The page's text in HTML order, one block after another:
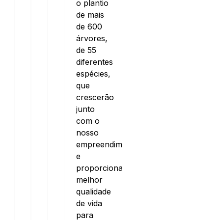
meio
ambiente.
o plantio
de mais
de 600
árvores,
de 55
diferentes
espécies,
que
crescerão
junto
com o
nosso
empreendimento
e
proporcionarão
melhor
qualidade
de vida
para